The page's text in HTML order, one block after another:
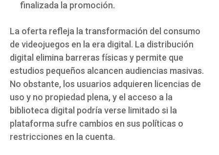
finalizada la promoción.
La oferta refleja la transformación del consumo
de videojuegos en la era digital. La distribución
digital elimina barreras físicas y permite que
estudios pequeños alcancen audiencias masivas.
No obstante, los usuarios adquieren licencias de
uso y no propiedad plena, y el acceso a la
biblioteca digital podría verse limitado si la
plataforma sufre cambios en sus políticas o
restricciones en la cuenta.